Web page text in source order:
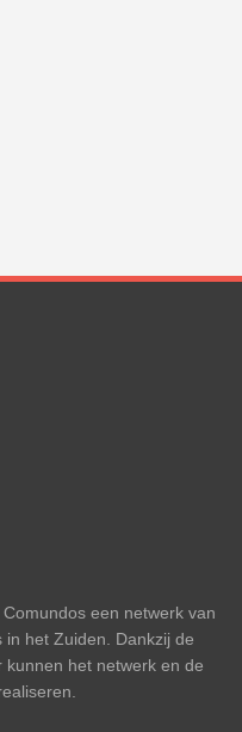
een netwerk van
het Zuiden. Dankzij de
het netwerk en de